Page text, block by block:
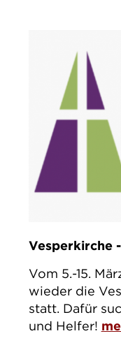
Vesperkirche
Vom 5.-15.
wieder die
statt. Dafür
und Helfer!